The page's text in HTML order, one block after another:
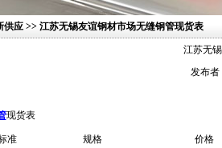
供应 >> 江苏无锡友谊钢材市场无缝钢管现货表
江苏无
发布者
现货表
准 规格
价格